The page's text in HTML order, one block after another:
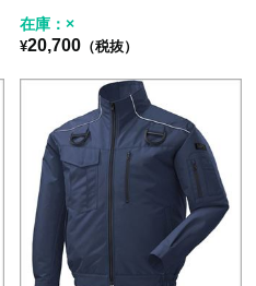
在庫：×
¥20,700 （税抜）